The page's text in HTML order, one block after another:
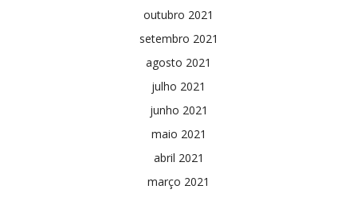
outubro 2021
setembro 2021
agosto 2021
julho 2021
junho 2021
maio 2021
abril 2021
março 2021